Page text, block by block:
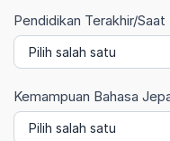
Pendidikan Terakhir/Saat
Terakhir/Saat
Ini
Kemampuan Bahasa